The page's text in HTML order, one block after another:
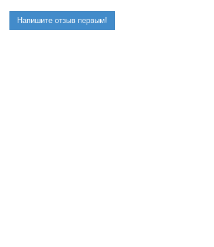
Напишите отзыв первым!